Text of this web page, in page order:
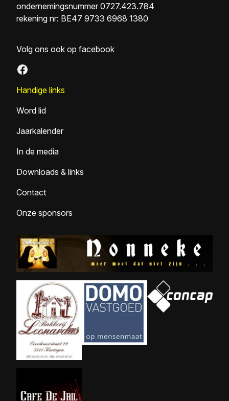
ondernemingsnummer 0727.423.784
rekening nr: BE47 9733 6968 1380
Volg ons ook op facebook
Facebook
Handige links
Word lid
Jaarkalender
In de media
Downloads & links
Contact
Onze sponsors